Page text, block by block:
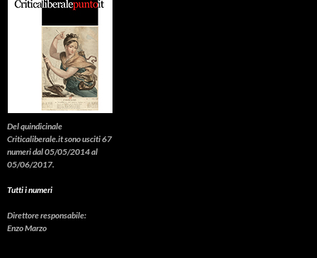
Del quindicinale
Criticaliberale.it sono usciti 67
numeri dal 05/05/2014 al
05/06/2017.
Tutti i numeri
Direttore responsabile:
Enzo Marzo